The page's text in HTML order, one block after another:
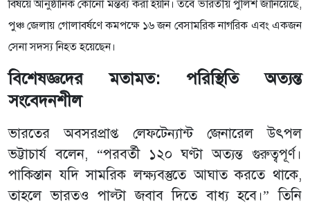
বিষয়ে আনুষ্ঠানিক কোনো মন্তব্য করা হয়নি। তবে ভারতীয় পুলিশ জানিয়েছে,
পুঞ্চ জেলায় গোলাবর্ষণে কমপক্ষে ১৬ জন বেসামরিক নাগরিক এবং একজন
সেনা সদস্য নিহত হয়েছেন।
বিশেষজ্ঞদের মতামত: পরিস্থিতি অত্যন্ত
সংবেদনশীল
ভারতের অবসরপ্রাপ্ত লেফটেন্যান্ট জেনারেল উৎপল
ভট্টাচার্য বলেন, “পরবর্তী ১২০ ঘণ্টা অত্যন্ত গুরুত্বপূর্ণ।
পাকিস্তান যদি সামরিক লক্ষ্যবস্তুতে আঘাত করতে থাকে,
তাহলে ভারতও পাল্টা জবাব দিতে বাধ্য হবে।” তিনি